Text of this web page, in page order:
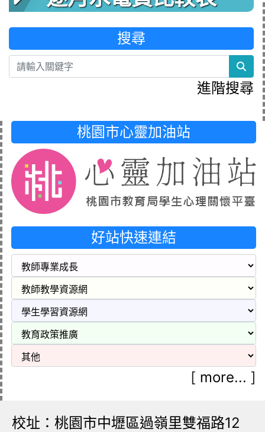
搜尋
進階搜尋
桃園市心靈加油站
好站快速連結
[ more... ]
校址：桃園市中壢區過嶺里雙福路12